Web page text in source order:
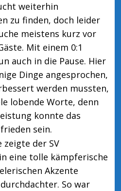
weiterhin
zu finden, doch leider
meistens kurz vor
Mit einem 0:1
auch in die Pause. Hier
Dinge angesprochen,
werden mussten,
lobende Worte, denn
konnte das
sein.
der SV
eine tolle kämpferische
Akzente
So war